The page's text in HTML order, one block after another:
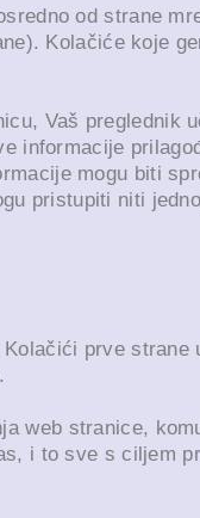
od strane
Kolačiće koje
Vaš preglednik
informacije
mogu biti
pristupiti niti
prve strane
web stranice,
i to sve s ciljem